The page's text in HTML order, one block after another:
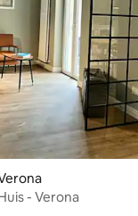
- Verona